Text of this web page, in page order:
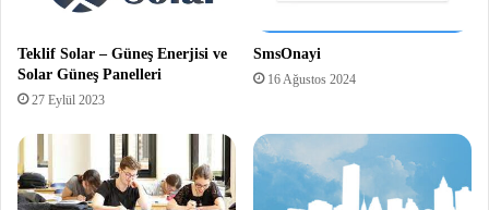
Teklif Solar – Güneş Enerjisi ve
Solar Güneş Panelleri
27 Eylül 2023
SmsOnayi
16 Ağustos 2024